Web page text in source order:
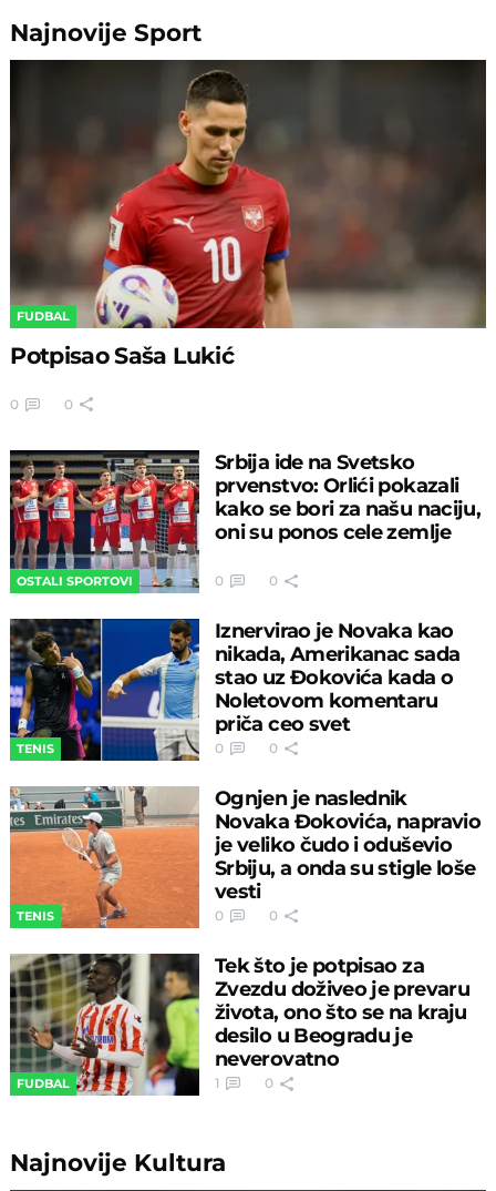
NajnovijeSport
FUDBAL
Potpisao Saša Lukić
0 0
OSTALI SPORTOVI
Srbija ide na Svetsko
prvenstvo: Orlići pokazali
kako se bori za našu naciju,
oni su ponos cele zemlje
0 0
TENIS
Iznervirao je Novaka kao
nikada, Amerikanac sada
stao uz Đokovića kada o
Noletovom komentaru
priča ceo svet
0 0
TENIS
Ognjen je naslednik
Novaka Đokovića, napravio
je veliko čudo i oduševio
Srbiju, a onda su stigle loše
vesti
0 0
FUDBAL
Tek što je potpisao za
Zvezdu doživeo je prevaru
života, ono što se na kraju
desilo u Beogradu je
neverovatno
1 0
Najnovije Kultura